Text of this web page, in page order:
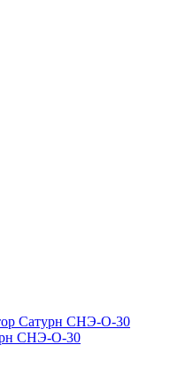
СНЭ-О-30